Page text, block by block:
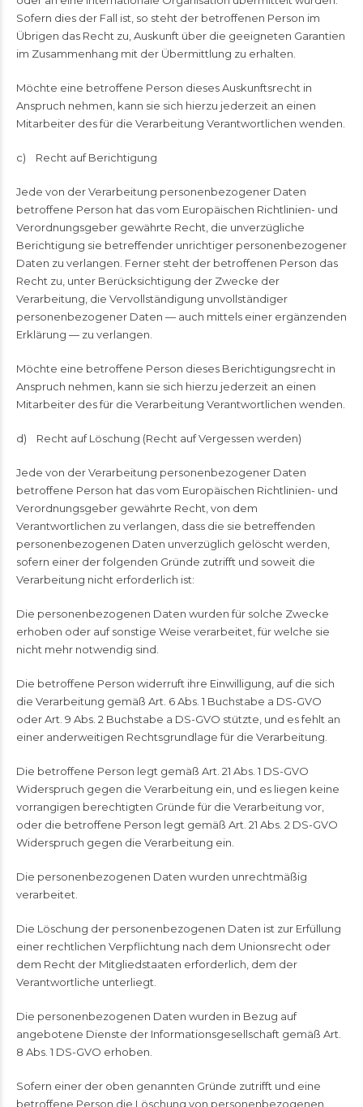
Sofern dies der Fall ist, so steht der betroffenen Person im
Übrigen das Recht zu, Auskunft über die geeigneten Garantien
im Zusammenhang mit der Übermittlung zu erhalten.
Möchte eine betroffene Person dieses Auskunftsrecht in
Anspruch nehmen, kann sie sich hierzu jederzeit an einen
Mitarbeiter des für die Verarbeitung Verantwortlichen wenden.
c) Recht auf Berichtigung
Jede von der Verarbeitung personenbezogener Daten
betroffene Person hat das vom Europäischen Richtlinien- und
Verordnungsgeber gewährte Recht, die unverzügliche
Berichtigung sie betreffender unrichtiger personenbezogener
Daten zu verlangen. Ferner steht der betroffenen Person das
Recht zu, unter Berücksichtigung der Zwecke der
Verarbeitung, die Vervollständigung unvollständiger
personenbezogener Daten — auch mittels einer ergänzenden
Erklärung — zu verlangen.
Möchte eine betroffene Person dieses Berichtigungsrecht in
Anspruch nehmen, kann sie sich hierzu jederzeit an einen
Mitarbeiter des für die Verarbeitung Verantwortlichen wenden.
d) Recht auf Löschung (Recht auf Vergessen werden)
Jede von der Verarbeitung personenbezogener Daten
betroffene Person hat das vom Europäischen Richtlinien- und
Verordnungsgeber gewährte Recht, von dem
Verantwortlichen zu verlangen, dass die sie betreffenden
personenbezogenen Daten unverzüglich gelöscht werden,
sofern einer der folgenden Gründe zutrifft und soweit die
Verarbeitung nicht erforderlich ist:
Die personenbezogenen Daten wurden für solche Zwecke
erhoben oder auf sonstige Weise verarbeitet, für welche sie
nicht mehr notwendig sind.
Die betroffene Person widerruft ihre Einwilligung, auf die sich
die Verarbeitung gemäß Art. 6 Abs. 1 Buchstabe a DS-GVO
oder Art. 9 Abs. 2 Buchstabe a DS-GVO stützte, und es fehlt an
einer anderweitigen Rechtsgrundlage für die Verarbeitung.
Die betroffene Person legt gemäß Art. 21 Abs. 1 DS-GVO
Widerspruch gegen die Verarbeitung ein, und es liegen keine
vorrangigen berechtigten Gründe für die Verarbeitung vor,
oder die betroffene Person legt gemäß Art. 21 Abs. 2 DS-GVO
Widerspruch gegen die Verarbeitung ein.
Die personenbezogenen Daten wurden unrechtmäßig
verarbeitet.
Die Löschung der personenbezogenen Daten ist zur Erfüllung
einer rechtlichen Verpflichtung nach dem Unionsrecht oder
dem Recht der Mitgliedstaaten erforderlich, dem der
Verantwortliche unterliegt.
Die personenbezogenen Daten wurden in Bezug auf
angebotene Dienste der Informationsgesellschaft gemäß Art.
8 Abs. 1 DS-GVO erhoben.
Sofern einer der oben genannten Gründe zutrifft und eine
betroffene Person die Löschung von personenbezogenen